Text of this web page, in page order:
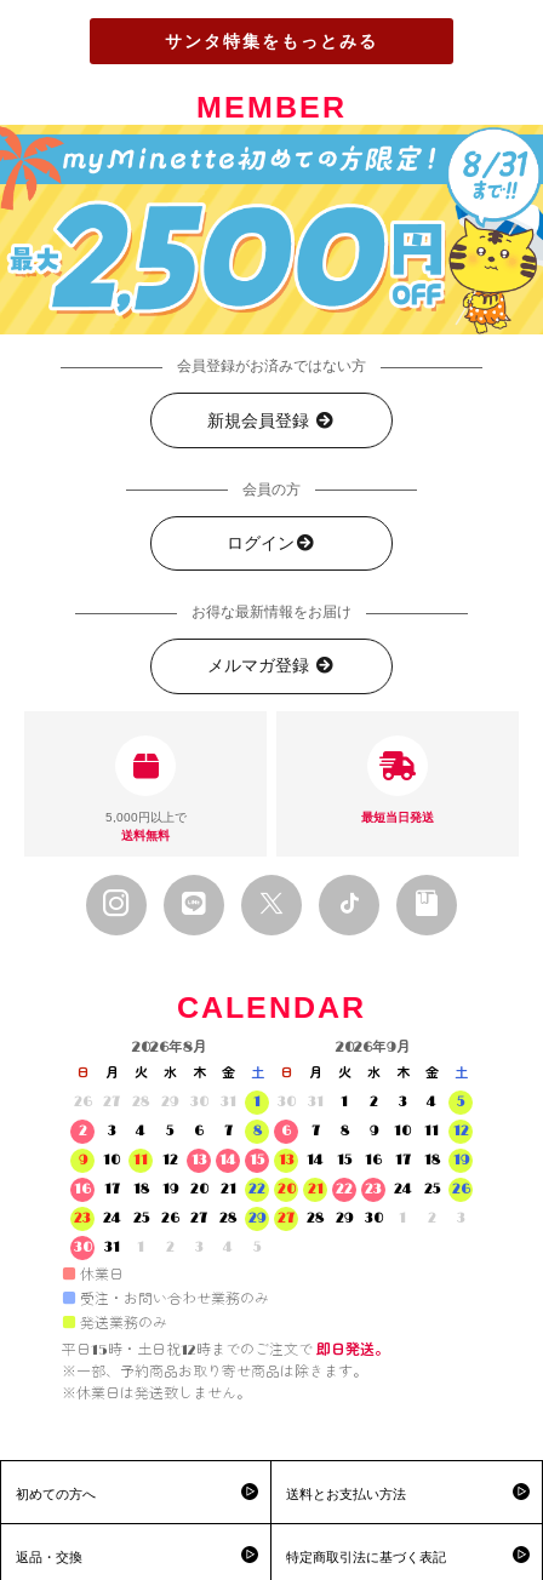
サンタ特集をもっとみる
MEMBER
会員登録がお済みではない方
新規会員登録
会員の方
ログイン
お得な最新情報をお届け
メルマガ登録
5,000円以上で
送料無料
最短当日発送
CALENDAR
2026年8月
日 月 火 水 木 金
土
26
27 28 29 30 31
1
2
3 4 5 6 7
8
9
10 11 12 13 14
15
16
17 18 19 20 21
22
23
24 25 26 27 28
29
30
31 1 2 3 4 5
2026年9月
日 月 火 水 木 金
土
30
31 1 2 3 4
5
6
7 8 9 10 11
12
13
14 15 16 17 18
19
20
21 22 23 24 25
26
27
28 29 30 1 2 3
■ 休業日
■ 受注・お問い合わせ業務のみ
■ 発送業務のみ
平日15時・土日祝12時までのご注文で 即日発送。
※一部、予約商品お取り寄せ商品は除きます。
※休業日は発送致しません。
初めての方へ 送料とお支払い方法
返品・交換 特定商取引法に基づく表記